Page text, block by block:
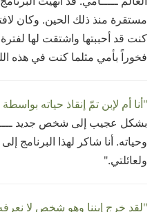
مستقرة منذ ذلك الحين. وكان
كنت قد أحببتها واشتقت لها
فخوراً بأمي مثلما كنت في هذه
"أنا أم لإبن تمّ إنقاذ حياته
بشكل عجيب إلى شخص جديد
وحياته. أنا شاكر لهذا البرنامج
ولعائلتي."
"لقد خرج إبننا وهو شخص لا